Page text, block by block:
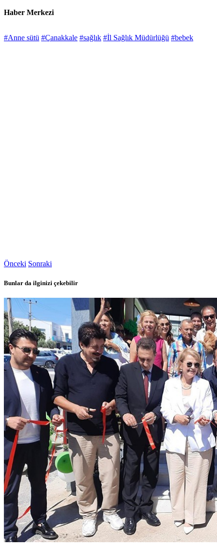
Haber Merkezi
#Anne sütü #Çanakkale #sağlık #İl Sağlık Müdürlüğü #bebek
Önceki Sonraki
Bunlar da ilginizi çekebilir